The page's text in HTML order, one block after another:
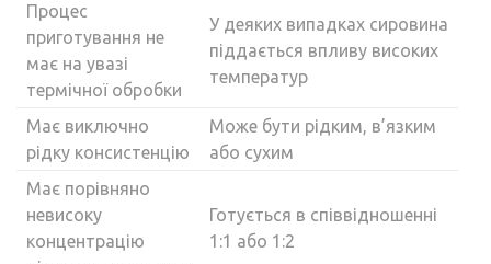
Процес
приготування не
має на увазі
термічної обробки
У деяких випадках сировина
піддається впливу високих
температур
Має виключно
рідку консистенцію
Може бути рідким, в’язким
або сухим
Має порівняно
невисоку
концентрацію
Готується в співвідношенні
1:1 або 1:2